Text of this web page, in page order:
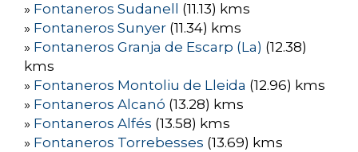
» Fontaneros Sudanell
(11.13) kms
» Fontaneros Sunyer (11.34) kms
» Fontaneros Granja de Escarp (La) (12.38)
kms
» Fontaneros Montoliu de Lleida (12.96) kms
» Fontaneros Alcanó (13.28) kms
» Fontaneros Alfés (13.58) kms
» Fontaneros Torrebesses (13.69) kms